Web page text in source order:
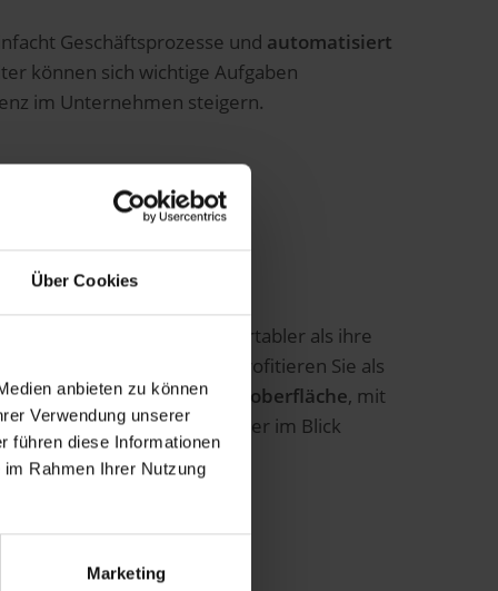
Über Cookies
anbieten zu können
Verwendung unserer
führen diese Informationen
Rahmen Ihrer Nutzung
Marketing
Geschäftsprozesse und automatisiert
können sich wichtige Aufgaben
im Unternehmen steigern.
die ERP-Lösung viel komfortabler als ihre
Design-Konzepts SAP Fiori profitieren Sie als
anpassbaren Benutzeroberfläche, mit
und Transaktionen immer im Blick
auf mobilen Geräten.